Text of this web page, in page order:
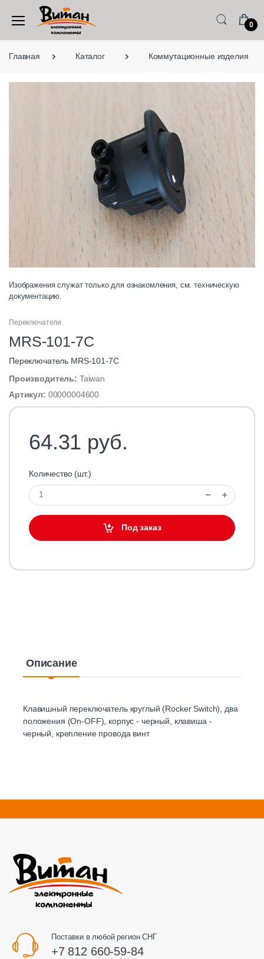
0
Главная Каталог Коммутационные изделия
Изображения служат только для ознакомления, см. техническую
документацию.
Переключатели
MRS-101-7C
Переключатель MRS-101-7C
Производитель: Taiwan
Артикул: 00000004600
64.31 руб.
Количество (шт.)
Под заказ
Описание
Клавишный переключатель круглый (Rocker Switch), два
положения (On-OFF), корпус - черный, клавиша -
черный, крепление провода винт
Поставки в любой регион СНГ
+7 812 660-59-84